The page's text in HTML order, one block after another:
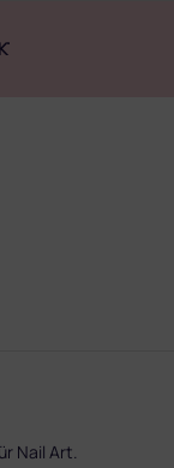
Nail Art.